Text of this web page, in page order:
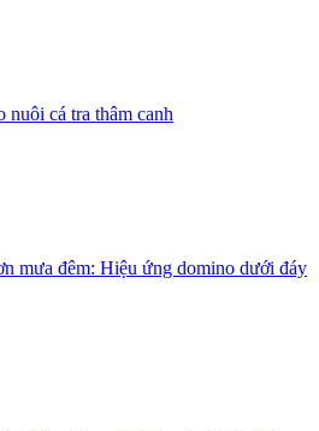
nuôi cá tra thâm canh
mưa đêm: Hiệu ứng domino dưới đáy